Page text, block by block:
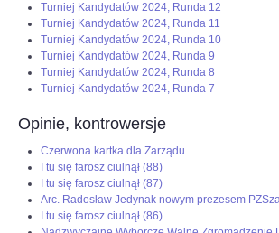
Turniej Kandydatów 2024, Runda 12
Turniej Kandydatów 2024, Runda 11
Turniej Kandydatów 2024, Runda 10
Turniej Kandydatów 2024, Runda 9
Turniej Kandydatów 2024, Runda 8
Turniej Kandydatów 2024, Runda 7
Opinie, kontrowersje
Czerwona kartka dla Zarządu
I tu się farosz ciulnął (88)
I tu się farosz ciulnął (87)
Arc. Radosław Jedynak nowym prezesem
I tu się farosz ciulnął (86)